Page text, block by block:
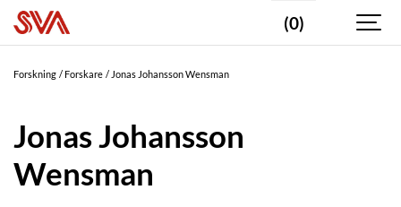
(0)
Forskning Forskare Jonas Johansson Wensman
Jonas Johansson
Wensman